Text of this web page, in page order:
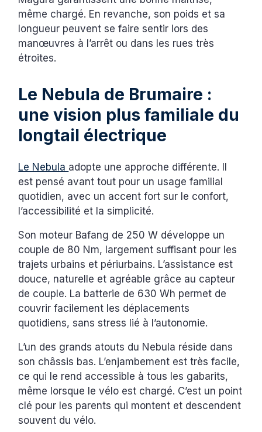
même chargé. En revanche, son poids et sa
longueur peuvent se faire sentir lors des
manœuvres à l’arrêt ou dans les rues très
étroites.
Le Nebula de Brumaire :
une vision plus familiale du
longtail électrique
Le Nebula adopte une approche différente. Il
est pensé avant tout pour un usage familial
quotidien, avec un accent fort sur le confort,
l’accessibilité et la simplicité.
Son moteur Bafang de 250 W développe un
couple de 80 Nm, largement suffisant pour les
trajets urbains et périurbains. L’assistance est
douce, naturelle et agréable grâce au capteur
de couple. La batterie de 630 Wh permet de
couvrir facilement les déplacements
quotidiens, sans stress lié à l’autonomie.
L’un des grands atouts du Nebula réside dans
son châssis bas. L’enjambement est très facile,
ce qui le rend accessible à tous les gabarits,
même lorsque le vélo est chargé. C’est un point
clé pour les parents qui montent et descendent
souvent du vélo.